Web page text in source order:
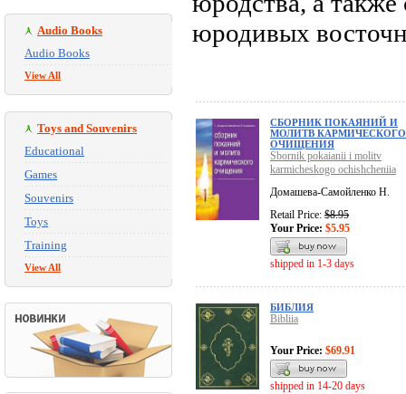
Audio Books
Audio Books
View All
Toys and Souvenirs
Educational
Games
Souvenirs
Toys
Training
View All
юродивых
СБОРНИК ПОКАЯНИЙ И
МОЛИТВ КАРМИЧЕСКОГО
ОЧИЩЕНИЯ
Sbornik pokaianii i molitv
karmicheskogo ochishcheniia
Домашева-Самойленко Н.
Retail Price: $8.95
Your Price: $5.95
shipped in 1-3 days
БИБЛИЯ
Bibliia
Your Price: $69.91
shipped in 14-20 days